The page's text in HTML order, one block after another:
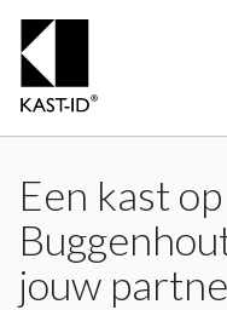
Een kast
jouw